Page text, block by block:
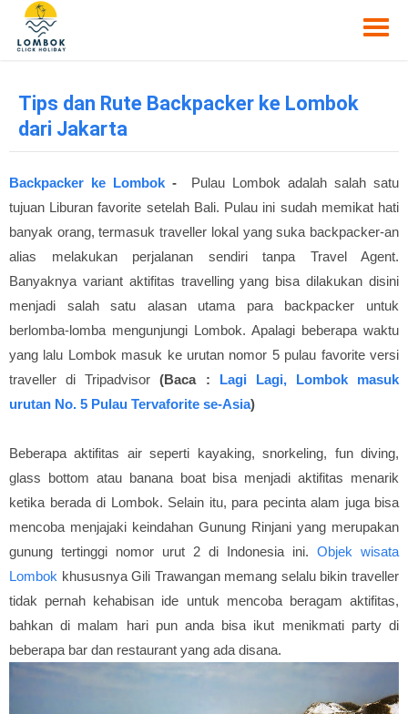
Tips dan Rute Backpacker ke Lombok
dari Jakarta
Backpacker ke Lombok - Pulau Lombok adalah salah satu
tujuan Liburan favorite setelah Bali. Pulau ini sudah memikat hati
banyak orang, termasuk traveller lokal yang suka backpacker-an
alias melakukan perjalanan sendiri tanpa Travel Agent.
Banyaknya variant aktifitas travelling yang bisa dilakukan disini
menjadi salah satu alasan utama para backpacker untuk
berlomba-lomba mengunjungi Lombok. Apalagi beberapa waktu
yang lalu Lombok masuk ke urutan nomor 5 pulau favorite versi
traveller di Tripadvisor(Baca : Lagi Lagi, Lombok masuk
urutan No. 5 Pulau Tervaforite se-Asia)
Beberapa aktifitas air seperti kayaking, snorkeling, fun diving,
glass bottom atau banana boat bisa menjadi aktifitas menarik
ketika berada di Lombok. Selain itu, para pecinta alam juga bisa
mencoba menjajaki keindahan Gunung Rinjani yang merupakan
gunung tertinggi nomor urut 2 di Indonesia ini. Objek wisata
Lombok khususnya Gili Trawangan memang selalu bikin traveller
tidak pernah kehabisan ide untuk mencoba beragam aktifitas,
bahkan di malam hari pun anda bisa ikut menikmati party di
beberapa bar dan restaurant yang ada disana.